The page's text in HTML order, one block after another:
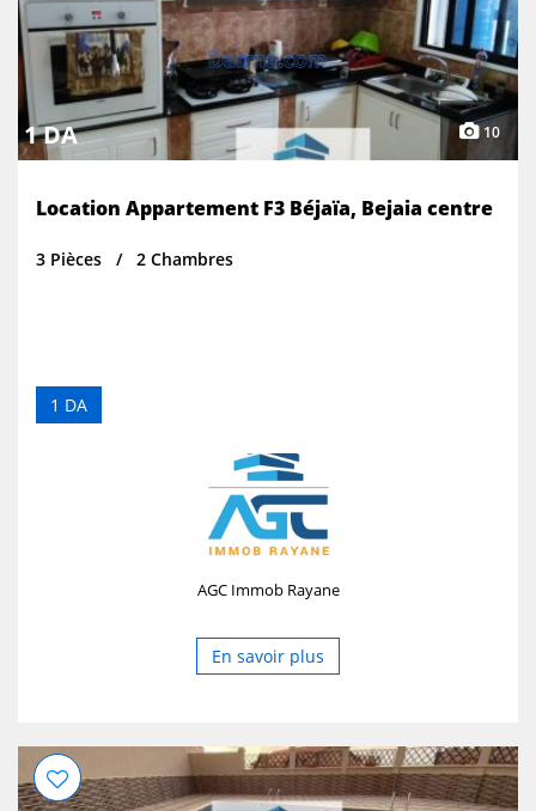
1 DA 10
Location Appartement F3 Béjaïa, Bejaia centre
3 Pièces 2 Chambres
1 DA
AGC Immob Rayane
En savoir plus